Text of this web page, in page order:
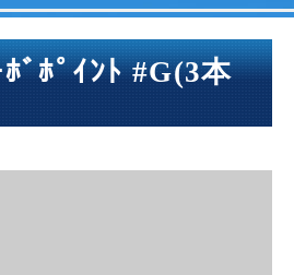
ﾞﾎﾟｲﾝﾄ #G(3本